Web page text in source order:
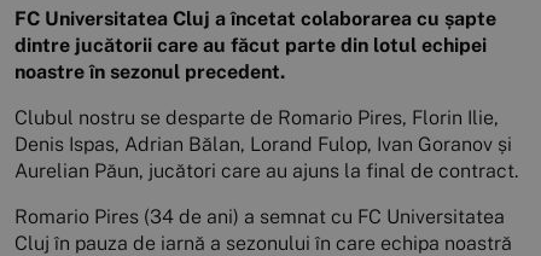
FC Universitatea Cluj a încetat colaborarea cu șapte
dintre jucătorii care au făcut parte din lotul echipei
noastre în sezonul precedent.
Clubul nostru se desparte de Romario Pires, Florin Ilie,
Denis Ispas, Adrian Bălan, Lorand Fulop, Ivan Goranov și
Aurelian Păun, jucători care au ajuns la final de contract.
Romario Pires (34 de ani) a semnat cu FC Universitatea
Cluj în pauza de iarnă a sezonului în care echipa noastră